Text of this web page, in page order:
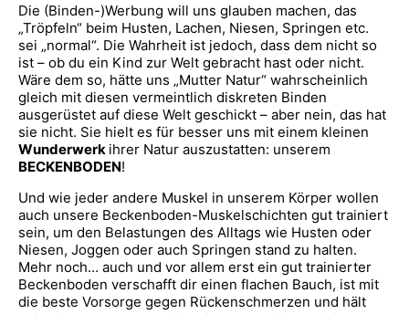
Die (Binden-)Werbung will uns glauben machen, das
„Tröpfeln“ beim Husten, Lachen, Niesen, Springen etc.
sei „normal“. Die Wahrheit ist jedoch, dass dem nicht so
ist – ob du ein Kind zur Welt gebracht hast oder nicht.
Wäre dem so, hätte uns „Mutter Natur“ wahrscheinlich
gleich mit diesen vermeintlich diskreten Binden
ausgerüstet auf diese Welt geschickt – aber nein, das hat
sie nicht. Sie hielt es für besser uns mit einem kleinen
Wunderwerk ihrer Natur auszustatten: unserem
BECKENBODEN!
Und wie jeder andere Muskel in unserem Körper wollen
auch unsere Beckenboden-Muskelschichten gut trainiert
sein, um den Belastungen des Alltags wie Husten oder
Niesen, Joggen oder auch Springen stand zu halten.
Mehr noch… auch und vor allem erst ein gut trainierter
Beckenboden verschafft dir einen flachen Bauch, ist mit
die beste Vorsorge gegen Rückenschmerzen und hält